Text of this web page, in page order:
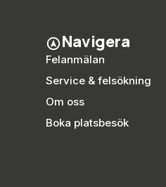
Navigera
Felanmälan
Service & felsökning
Om oss
Boka platsbesök